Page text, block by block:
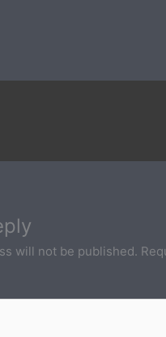
will not be published.